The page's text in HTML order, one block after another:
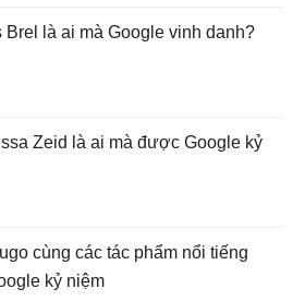
Brel là ai mà Google vinh danh?
Zeid là ai mà được Google kỷ
cùng các tác phẩm nổi tiếng
kỷ niệm